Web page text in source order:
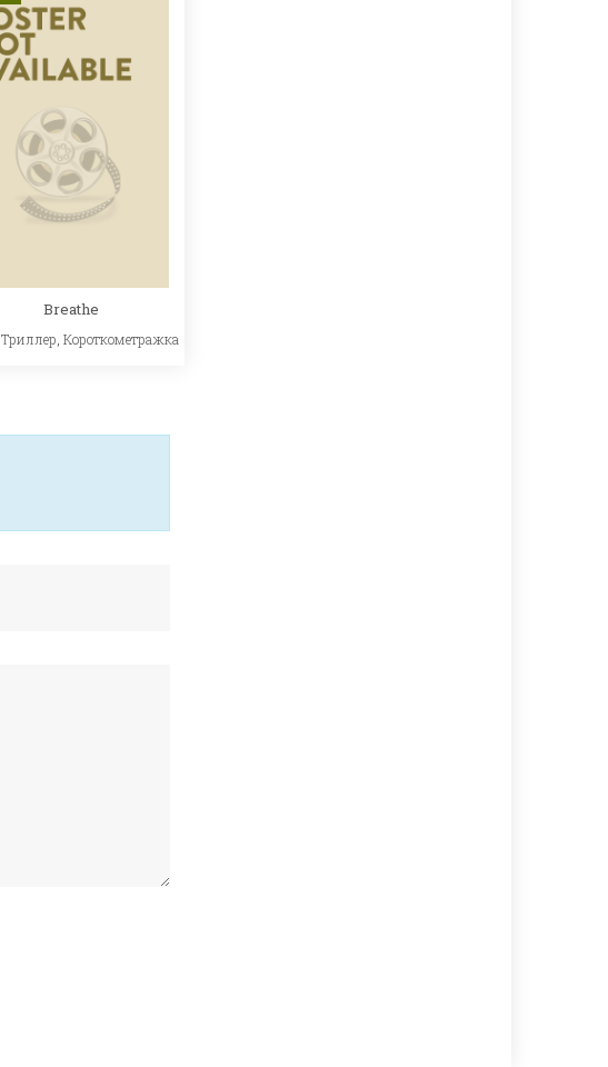
Breathe
Триллер Короткометражка